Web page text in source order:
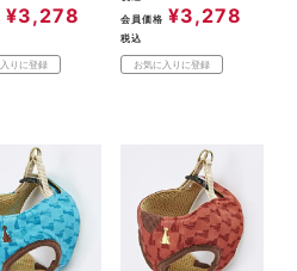
¥3,278
りに登録
会員価格 ¥3,278
税込
お気に入りに登録